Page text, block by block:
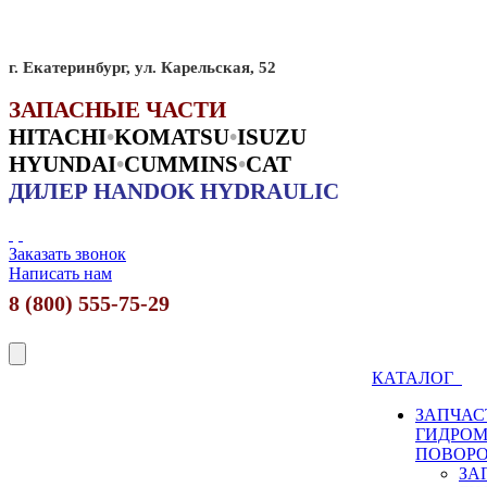
г. Екатеринбург, ул. Карельская, 52
ЗАПАСНЫЕ ЧАСТИ
HITACHI•KOMATSU•ISUZU
HYUNDAI•CUMMINS•CAT
ДИЛЕР HANDOK HYDRAULIC
Заказать звонок
Написать нам
8 (800) 555-75-29
КАТАЛОГ